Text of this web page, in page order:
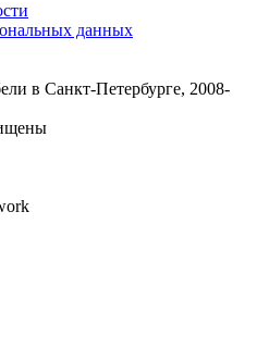
данных
в Санкт-Петербурге, 2008-